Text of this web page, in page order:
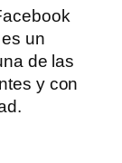
un
de las
y con